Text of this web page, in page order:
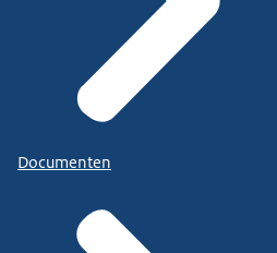
Documenten